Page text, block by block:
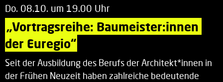
Do. 08.10. um 19.00 Uhr
„Vortragsreihe: Baumeister:innen
der Euregio“
Seit der Ausbildung des Berufs der Architekt*innen in
der Frühen Neuzeit haben zahlreiche bedeutende